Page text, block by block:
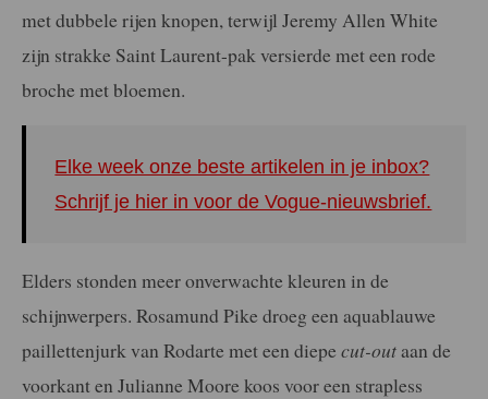
met dubbele rijen knopen, terwijl Jeremy Allen White
zijn strakke Saint Laurent-pak versierde met een rode
broche met bloemen.
Elke week onze beste artikelen in je inbox?
Schrijf je hier in voor de Vogue-nieuwsbrief.
Elders stonden meer onverwachte kleuren in de
schijnwerpers. Rosamund Pike droeg een aquablauwe
paillettenjurk van Rodarte met een diepe cut-outaan de
voorkant en Julianne Moore koos voor een strapless